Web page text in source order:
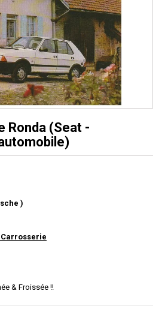
Ronda (Seat -
)
& Froissée !!